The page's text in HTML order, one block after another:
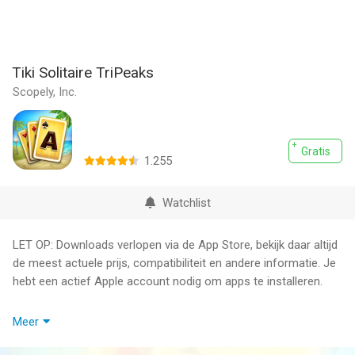
Tiki Solitaire TriPeaks
Scopely, Inc.
Gratis
1.255
Watchlist
LET OP: Downloads verlopen via de App Store, bekijk daar altijd
de meest actuele prijs, compatibiliteit en andere informatie. Je
hebt een actief Apple account nodig om apps te installeren.
Tiki Solitaire TriPeaks: het klassieke Solitaire TriPeaks-
Meer